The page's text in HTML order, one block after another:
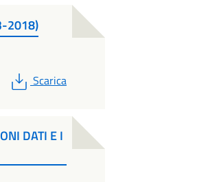
2018)
PDF
Scarica
DATI E I